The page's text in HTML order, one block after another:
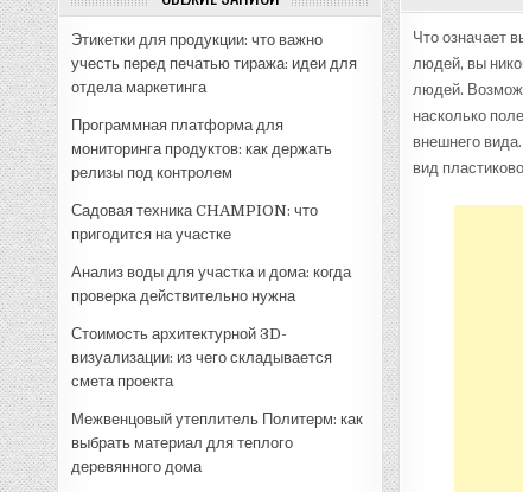
Этикетки для продукции: что важно
учесть перед печатью тиража: идеи для
отдела маркетинга
Программная платформа для
мониторинга продуктов: как держать
релизы под контролем
Садовая техника CHAMPION: что
пригодится на участке
Анализ воды для участка и дома: когда
проверка действительно нужна
Стоимость архитектурной 3D-
визуализации: из чего складывается
смета проекта
Межвенцовый утеплитель Политерм: как
выбрать материал для теплого
деревянного дома
Что означает
людей, вы
людей.
насколько
внешнего
вид